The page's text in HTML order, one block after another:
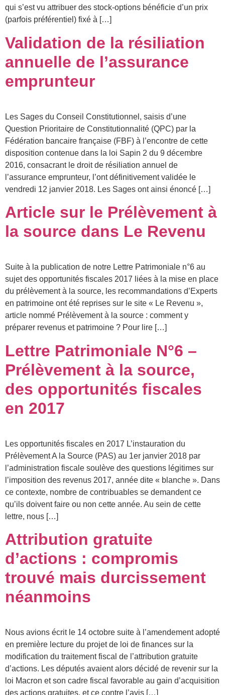
qui s’est vu attribuer des stock-options bénéficie d’un prix
(parfois préférentiel) fixé à […]
Validation de la résiliation
annuelle de l’assurance
emprunteur
Les Sages du Conseil Constitutionnel, saisis d’une
Question Prioritaire de Constitutionnalité (QPC) par la
Fédération bancaire française (FBF) à l’encontre de cette
disposition contenue dans la loi Sapin 2 du 9 décembre
2016, consacrant le droit de résiliation annuel de
l’assurance emprunteur, l’ont définitivement validée le
vendredi 12 janvier 2018. Les Sages ont ainsi énoncé […]
Article sur le Prélèvement à
la source dans Le Revenu
Suite à la publication de notre Lettre Patrimoniale n°6 au
sujet des opportunités fiscales 2017 liées à la mise en place
du prélèvement à la source, les recommandations d’Experts
en patrimoine ont été reprises sur le site « Le Revenu »,
article nommé Prélèvement à la source : comment y
préparer revenus et patrimoine ? Pour lire […]
Lettre Patrimoniale N°6 –
Prélèvement à la source,
des opportunités fiscales
en 2017
Les opportunités fiscales en 2017 L’instauration du
Prélèvement A la Source (PAS) au 1er janvier 2018 par
l’administration fiscale soulève des questions légitimes sur
l’imposition des revenus 2017, année dite « blanche ». Dans
ce contexte, nombre de contribuables se demandent ce
qu’ils doivent faire ou non cette année. Au sein de cette
lettre, nous […]
Attribution gratuite
d’actions : compromis
trouvé mais durcissement
néanmoins
Nous avions écrit le 14 octobre suite à l’amendement adopté
en première lecture du projet de loi de finances sur la
modification du traitement fiscal de l’attribution gratuite
d’actions. Les députés avaient alors décidé de revenir sur la
loi Macron et son cadre fiscal favorable au gain d’acquisition
des actions gratuites, et ce contre l’avis […]